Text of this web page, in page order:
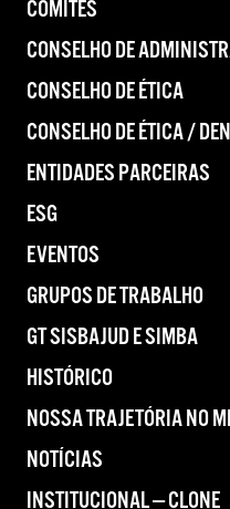
COMITÊS
CONSELHO DE
CONSELHO DE ÉTICA
CONSELHO DE ÉTICA /
ENTIDADES PARCEIRAS
ESG
EVENTOS
GRUPOS DE TRABALHO
GT SISBAJUD E SIMBA
HISTÓRICO
NOSSA TRAJETÓRIA NO
NOTÍCIAS
INSTITUCIONAL — CLONE